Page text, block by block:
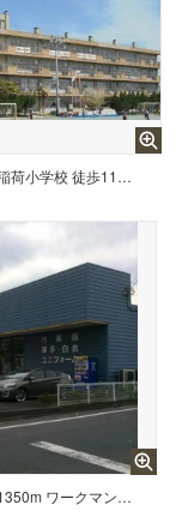
現地から810m 草加市立稲荷小学校 徒歩11分。
現地から1350m ワークマン八潮店 徒歩17分。